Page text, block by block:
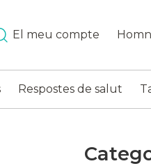
El meu compte
Respostes de salut